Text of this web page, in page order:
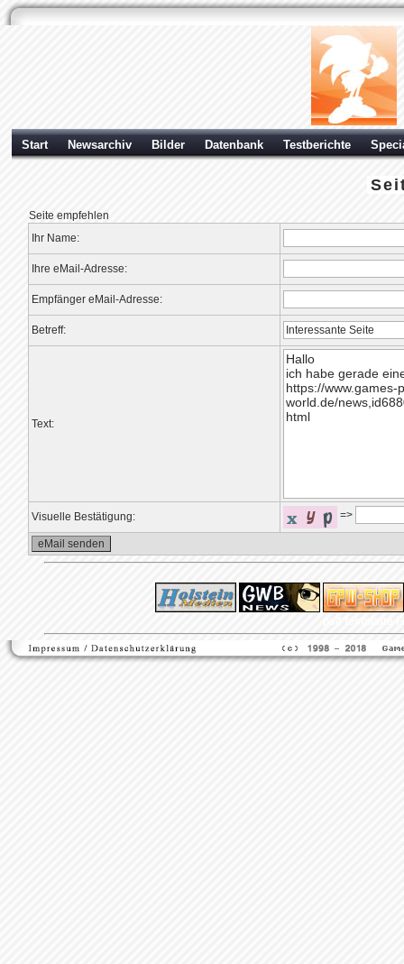
Start Newsarchiv Bilder Datenbank Testberichte
Seite empfehlen
Ihr Name:
Ihre eMail-Adresse:
Empfänger eMail-Adresse:
Betreff:
Text:
Visuelle Bestätigung: =>